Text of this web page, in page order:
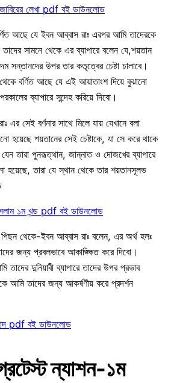
লেখা pdf বই ডাউনলোড
আছে যে ইবন আব্বাস রাঃ এরপর আমি তাদেরকে
সামনে থেকে এর ব্যাপারে বলেন যে,শয়তান
সন্তানদের উপর তার কতৃত্বের চেষ্টা চালাবে।
বর্ণিত আছে যে এই আয়াতাংশ দিয়ে বুঝানো
ব্যাপারে সন্দেহ করিয়ে দিবো।
এর সেই বর্ণনার সাথে মিলে যায় যেখানে বলা
হয়েছে শয়তানের সেই চেষ্টাকে, যা সে করে থাকে
যেন তারা পুনরূত্থান, জান্নাত ও দোজখের ব্যাপারে
হয়েছে, তারা যে স্থান থেকে তার শয়তানসূলভ
১ম খন্ড pdf বই ডাউনলোড
থেকে-ইবন আব্বাস রাঃ বলেন, এর অর্থ হলঃ
জন্য প্রবলভাবে আকাঙ্ক্ষিত করে দিবো।
তাদের দুনিয়াবী ব্যাপারে তাদের উপর প্রভাব
আমি তাদের জন্য আকর্ষণীয় করে প্রদর্শন
pdf বই ডাউনলোড
ন্যাশন-১ম